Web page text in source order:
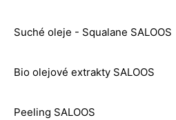
Suché oleje - Squalane SALOOS
Bio olejové extrakty SALOOS
Peeling SALOOS